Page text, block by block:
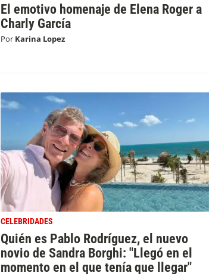
El emotivo homenaje de Elena Roger a
Charly García
Por Karina Lopez
CELEBRIDADES
Quién es Pablo Rodríguez, el nuevo
novio de Sandra Borghi: "Llegó en el
momento en el que tenía que llegar"